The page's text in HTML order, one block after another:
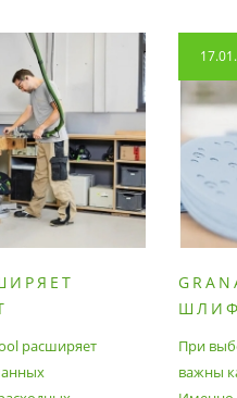
И
расширяет
При
важны